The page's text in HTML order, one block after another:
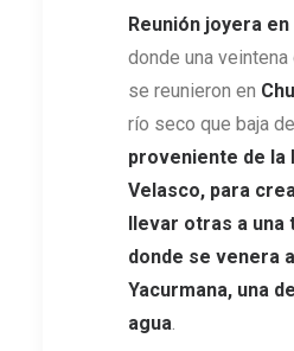
Reunión joyera en
donde una
se reunieron en
río seco que baja de
proveniente de la
Velasco, para
llevar otras a una
donde se venera
Yacurmana, una
agua.